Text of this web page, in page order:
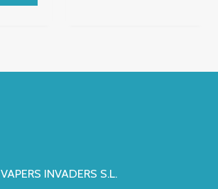
VAPERS INVADERS S.L.